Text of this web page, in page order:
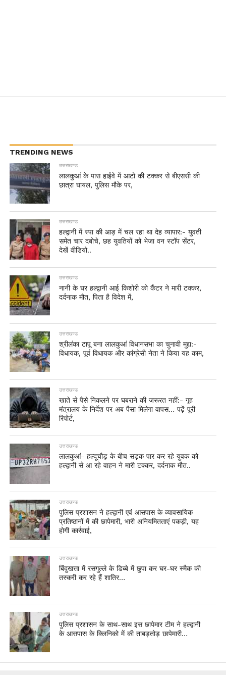
TRENDING NEWS
उत्तराखण्ड
लालकुआं के पास हाईवे में आटो की टक्कर से बीएससी की
छात्रा घायल, पुलिस मौके पर,
उत्तराखण्ड
हल्द्वानी में स्पा की आड़ में चल रहा था देह व्यापार:- युवती
समेत चार दबोचे, छह युवतियों को भेजा वन स्टॉप सेंटर,
देखें वीडियो..
उत्तराखण्ड
नानी के घर हल्द्वानी आई किशोरी को कैंटर ने मारी टक्कर,
दर्दनाक मौत, पिता है विदेश में,
उत्तराखण्ड
श्रीलंका टापू बना लालकुआं विधानसभा का चुनावी मुद्दा:-
विधायक, पूर्व विधायक और कांग्रेसी नेता ने किया यह काम,
उत्तराखण्ड
खाते से पैसे निकलने पर घबराने की जरूरत नहीं:- गृह
मंत्रालय के निर्देश पर अब पैसा मिलेगा वापस… पढ़ें पूरी
रिपोर्ट,
उत्तराखण्ड
लालकुआं- हल्दूचौड़ के बीच सड़क पार कर रहे युवक को
हल्द्वानी से आ रहे वाहन ने मारी टक्कर, दर्दनाक मौत..
उत्तराखण्ड
पुलिस प्रशासन ने हल्द्वानी एवं आसपास के व्यावसायिक
प्रतिष्ठानों में की छापेमारी, भारी अनियमितताएं पकड़ी, यह
होगी कार्रवाई,
उत्तराखण्ड
बिंदुखत्ता में रसगुल्ले के डिब्बे में छुपा कर घर-घर स्मैक की
तस्करी कर रहे हैं शातिर…
उत्तराखण्ड
पुलिस प्रशासन के साथ-साथ इस छापेमार टीम ने हल्द्वानी
के आसपास के क्लिनिको में की ताबड़तोड़ छापेमारी…